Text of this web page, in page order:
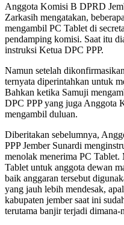
Anggota Komisi B DPRD
Zarkasih mengatakan,
mengambil PC Tablet di
pendamping komisi. Saat itu
instruksi Ketua DPC PPP.
Namun setelah
ternyata diperintahkan untuk
Bahkan ketika Samuji
DPC PPP yang juga Anggota
mengambil duluan.
Diberitakan sebelumnya,
PPP Jember Sunardi
menolak menerima PC
Tablet untuk anggota dewan
baik anggaran tersebut
yang jauh lebih mendesak,
kabupaten jember saat ini
terutama banjir terjadi dimana-